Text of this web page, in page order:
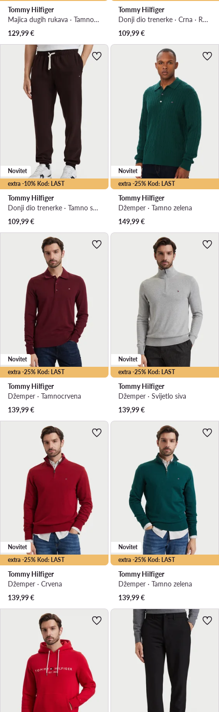
Tommy Hilfiger
Majica dugih rukava · Tamnoplava
129,99€
Tommy Hilfiger
Donji dio trenerke · Crna · Relaxed Fit
109,99€
extra -10% Kod: LAST
Novitet
Tommy Hilfiger
Donji dio trenerke · Tamno smeđa · Relaxed Fit
109,99€
extra -25% Kod: LAST
Novitet
Tommy Hilfiger
Džemper · Tamno zelena
149,99€
extra -25% Kod: LAST
Novitet
Tommy Hilfiger
Džemper · Tamnocrvena
139,99€
extra -25% Kod: LAST
Novitet
Tommy Hilfiger
Džemper · Svijetlo siva
139,99€
extra -25% Kod: LAST
Novitet
Tommy Hilfiger
Džemper · Crvena
139,99€
extra -25% Kod: LAST
Novitet
Tommy Hilfiger
Džemper · Tamno zelena
139,99€